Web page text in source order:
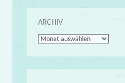
ARCHIV
Archiv